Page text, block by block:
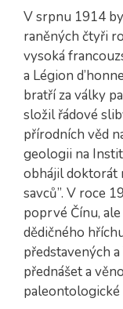
V srpnu 1914
raněných čtyři
vysoká
a Légion
bratří za války
složil řádové
přírodních věd
geologii na
obhájil doktorát
savců”. V roce
poprvé Čínu,
dědičného
představených
přednášet a
paleontologické